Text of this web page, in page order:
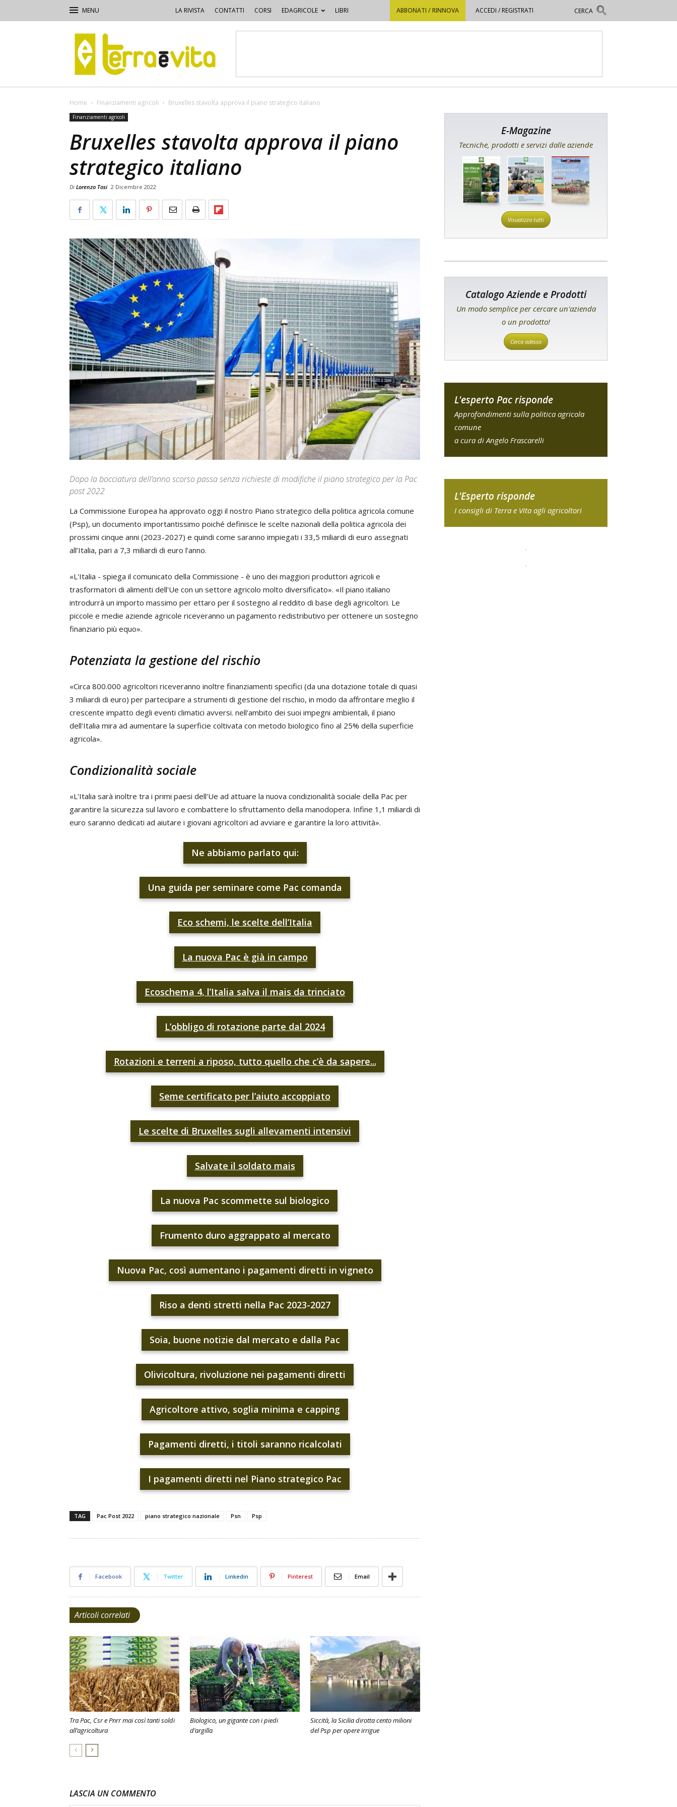
LA RIVISTA CONTATTI CORSI EDAGRICOLE LIBRI ABBONATI / RINNOVA ACCEDI / REGISTRATI
Terra
e
Vita
Home Finanziamenti agricoli Bruxelles stavolta approva il piano strategico italiano
Finanziamenti agricoli
Bruxelles stavolta approva il piano
strategico italiano
Di Lorenzo Tosi 2 Dicembre 2022
Dopo la bocciatura dell’anno scorso passa senza richieste di modifiche il piano strategico per la Pac
post 2022
La Commissione Europea ha approvato oggi il nostro Piano strategico della politica agricola comune
(Psp), un documento importantissimo poiché definisce le scelte nazionali della politica agricola dei
prossimi cinque anni (2023-2027) e quindi come saranno impiegati i 33,5 miliardi di euro assegnati
all’Italia, pari a 7,3 miliardi di euro l’anno.
«L'Italia - spiega il comunicato della Commissione - è uno dei maggiori produttori agricoli e
trasformatori di alimenti dell'Ue con un settore agricolo molto diversificato». «Il piano italiano
introdurrà un importo massimo per ettaro per il sostegno al reddito di base degli agricoltori. Le
piccole e medie aziende agricole riceveranno un pagamento redistributivo per ottenere un sostegno
finanziario più equo».
Potenziata la gestione del rischio
«Circa 800.000 agricoltori riceveranno inoltre finanziamenti specifici (da una dotazione totale di quasi
3 miliardi di euro) per partecipare a strumenti di gestione del rischio, in modo da affrontare meglio il
crescente impatto degli eventi climatici avversi. nell'ambito dei suoi impegni ambientali, il piano
dell'Italia mira ad aumentare la superficie coltivata con metodo biologico fino al 25% della superficie
agricola».
Condizionalità sociale
«L'Italia sarà inoltre tra i primi paesi dell'Ue ad attuare la nuova condizionalità sociale della Pac per
garantire la sicurezza sul lavoro e combattere lo sfruttamento della manodopera. Infine 1,1 miliardi di
euro saranno dedicati ad aiutare i giovani agricoltori ad avviare e garantire la loro attività».
Ne abbiamo parlato qui:
Una guida per seminare come Pac comanda
Eco schemi, le scelte dell’Italia
La nuova Pac è già in campo
Ecoschema 4, l’Italia salva il mais da trinciato
L’obbligo di rotazione parte dal 2024
Rotazioni e terreni a riposo, tutto quello che c’è da sapere...
Seme certificato per l’aiuto accoppiato
Le scelte di Bruxelles sugli allevamenti intensivi
Salvate il soldato mais
La nuova Pac scommette sul biologico
Frumento duro aggrappato al mercato
Nuova Pac, così aumentano i pagamenti diretti in vigneto
Riso a denti stretti nella Pac 2023-2027
Soia, buone notizie dal mercato e dalla Pac
Olivicoltura, rivoluzione nei pagamenti diretti
Agricoltore attivo, soglia minima e capping
Pagamenti diretti, i titoli saranno ricalcolati
I pagamenti diretti nel Piano strategico Pac
TAG Pac Post 2022 piano strategico nazionale Psn Psp
Facebook Twitter Linkedin Pinterest Email
Articoli correlati
Tra Pac, Csr e Pnrr mai così tanti soldi
all’agricoltura
Biologico, un gigante con i piedi
d’argilla
Siccità, la Sicilia dirotta cento milioni
del Psp per opere irrigue
LASCIA UN COMMENTO
E-Magazine
Tecniche, prodotti e servizi dalle aziende
Visualizza tutti
Catalogo Aziende e Prodotti
Un modo semplice per cercare un'azienda
o un prodotto!
Cerca adesso
L'esperto Pac risponde
Approfondimenti sulla politica agricola
comune
a cura di Angelo Frascarelli
L'Esperto risponde
I consigli di Terra e Vita agli agricoltori